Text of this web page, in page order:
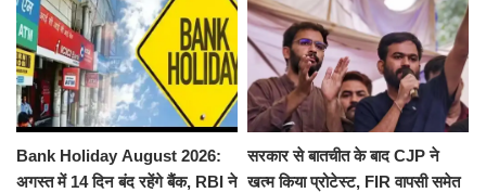
Bank Holiday August 2026:
अगस्त में 14 दिन बंद रहेंगे बैंक, RBI ने
सरकार से बातचीत के बाद CJP ने
खत्म किया प्रोटेस्ट, FIR वापसी समेत